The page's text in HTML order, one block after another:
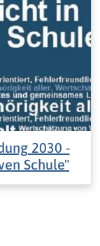
2030 -
Schule"